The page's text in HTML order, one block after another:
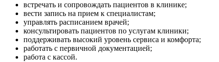
встречать и сопровождать пациентов в клинике;
вести запись на прием к специалистам;
управлять расписанием врачей;
консультировать пациентов по услугам клиники;
поддерживать высокий уровень сервиса и комфорта;
работать с первичной документацией;
работа с кассой.